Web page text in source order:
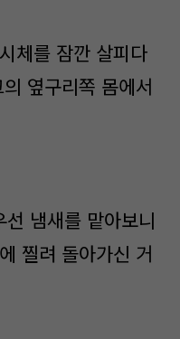
체를 잠깐 살피다
옆구리쪽 몸에서
냄새를 맡아보니
찔려 돌아가신 거